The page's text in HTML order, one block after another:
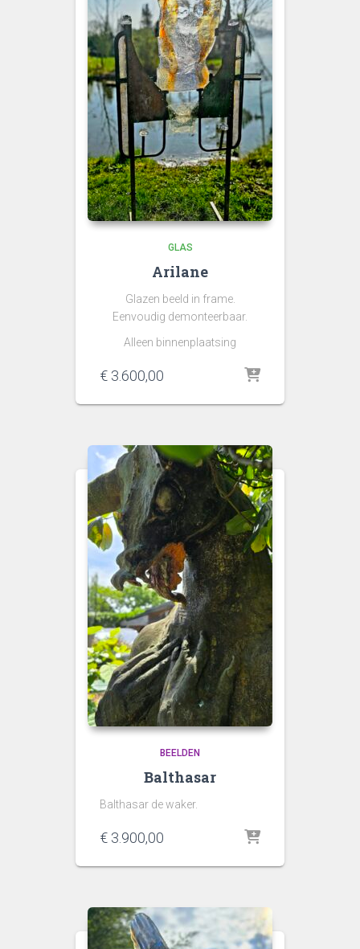
GLAS
Arilane
Glazen beeld in frame.
Eenvoudig demonteerbaar.
Alleen binnenplaatsing
€ 3.600,00
BEELDEN
Balthasar
Balthasar de waker.
€ 3.900,00